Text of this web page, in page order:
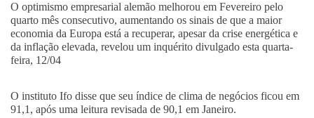
O optimismo empresarial alemão melhorou em Fevereiro pelo
quarto mês consecutivo, aumentando os sinais de que a maior
economia da Europa está a recuperar, apesar da crise energética e
da inflação elevada, revelou um inquérito divulgado esta quarta-
feira, 12/04
O instituto Ifo disse que seu índice de clima de negócios ficou em
91,1, após uma leitura revisada de 90,1 em Janeiro.